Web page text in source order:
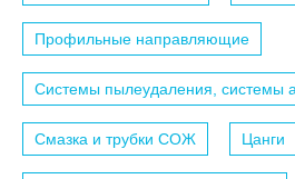
Профильные направляющие
Системы пылеудаления, системы
Смазка и трубки СОЖ Цанги